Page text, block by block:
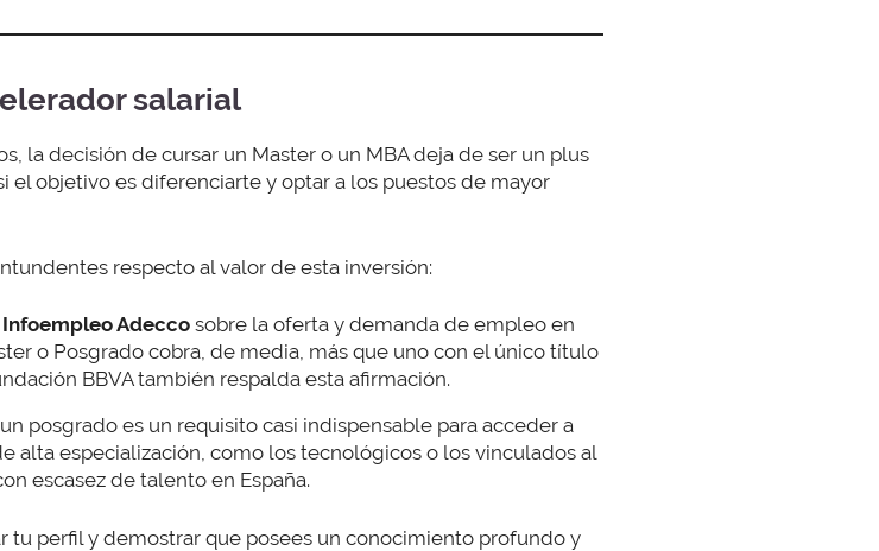
salarial
la decisión de cursar un Master o un MBA deja de ser un plus
el objetivo es diferenciarte y optar a los puestos de mayor
respecto al valor de esta inversión:
Infoempleo Adecco sobre la oferta y demanda de empleo en
o Posgrado cobra, de media, más que uno con el único título
BBVA también respalda esta afirmación.
posgrado es un requisito casi indispensable para acceder a
alta especialización, como los tecnológicos o los vinculados al
escasez de talento en España.
perfil y demostrar que posees un conocimiento profundo y